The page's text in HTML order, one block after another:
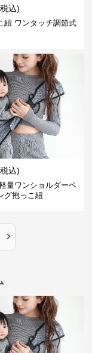
込)
紐 ワンタッチ調節式
込)
量ワンショルダーベ
グ抱っこ紐
›